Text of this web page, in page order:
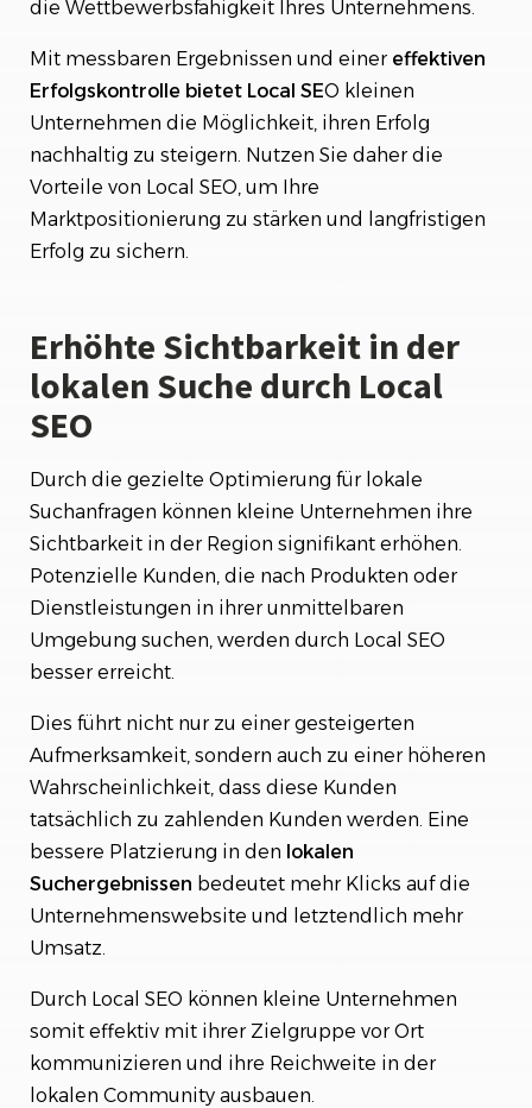
die Wettbewerbsfähigkeit Ihres Unternehmens.
Mit messbaren Ergebnissen und einer effektiven
Erfolgskontrolle bietet Local SEO kleinen
Unternehmen die Möglichkeit, ihren Erfolg
nachhaltig zu steigern. Nutzen Sie daher die
Vorteile von Local SEO, um Ihre
Marktpositionierung zu stärken und langfristigen
Erfolg zu sichern.
Erhöhte Sichtbarkeit in der
lokalen Suche durch Local
SEO
Durch die gezielte Optimierung für lokale
Suchanfragen können kleine Unternehmen ihre
Sichtbarkeit in der Region signifikant erhöhen.
Potenzielle Kunden, die nach Produkten oder
Dienstleistungen in ihrer unmittelbaren
Umgebung suchen, werden durch Local SEO
besser erreicht.
Dies führt nicht nur zu einer gesteigerten
Aufmerksamkeit, sondern auch zu einer höheren
Wahrscheinlichkeit, dass diese Kunden
tatsächlich zu zahlenden Kunden werden. Eine
bessere Platzierung in den lokalen
Suchergebnissen bedeutet mehr Klicks auf die
Unternehmenswebsite und letztendlich mehr
Umsatz.
Durch Local SEO können kleine Unternehmen
somit effektiv mit ihrer Zielgruppe vor Ort
kommunizieren und ihre Reichweite in der
lokalen Community ausbauen.